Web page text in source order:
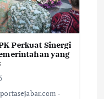
Perkuat Sinergi
yang
-